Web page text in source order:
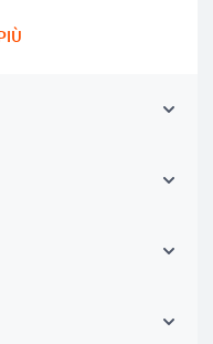
X32JT X33J X33JC
di qualità
vero. La nostra